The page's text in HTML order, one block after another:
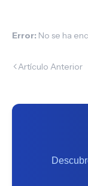
Error: No se ha
Artículo Anterior